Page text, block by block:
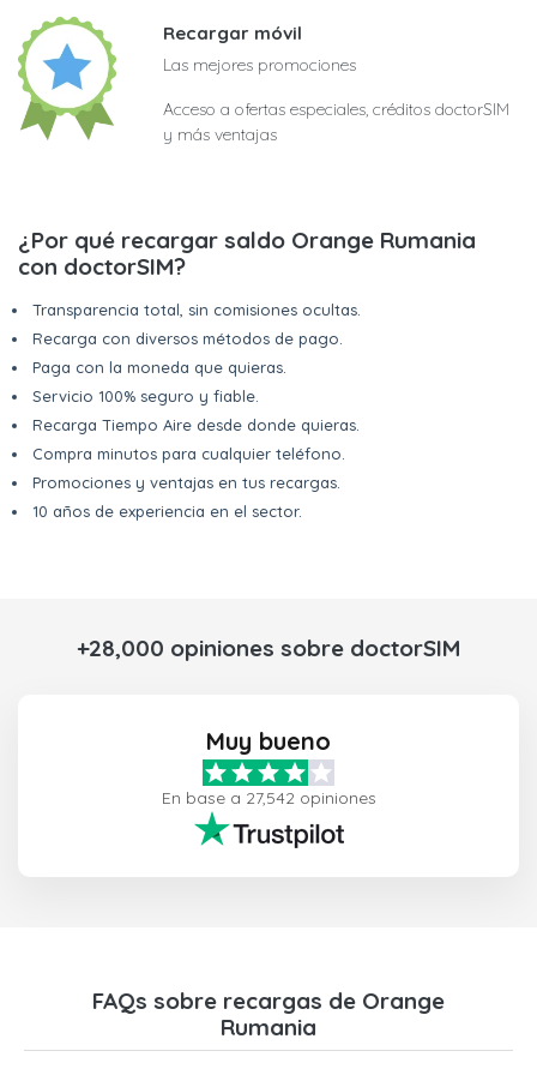
Recargar móvil
Las mejores promociones
Acceso a ofertas especiales, créditos doctorSIM
y más ventajas
¿Por qué recargar saldo Orange Rumania
con doctorSIM?
Transparencia total, sin comisiones ocultas.
Recarga con diversos métodos de pago.
Paga con la moneda que quieras.
Servicio 100% seguro y fiable.
Recarga Tiempo Aire desde donde quieras.
Compra minutos para cualquier teléfono.
Promociones y ventajas en tus recargas.
10 años de experiencia en el sector.
+28,000 opiniones sobre doctorSIM
Muy bueno
En base a 27,542 opiniones
FAQs sobre recargas de Orange
Rumania